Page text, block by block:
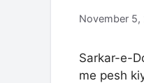
November 5,
Sarkar-e-
me pesh